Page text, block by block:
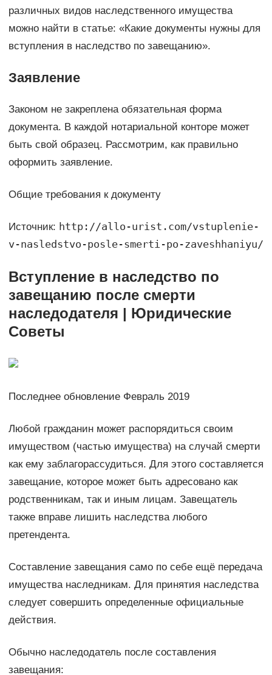
различных видов наследственного имущества
можно найти в статье: «Какие документы нужны для
вступления в наследство по завещанию».
Заявление
Законом не закреплена обязательная форма
документа. В каждой нотариальной конторе может
быть свой образец. Рассмотрим, как правильно
оформить заявление.
Общие требования к документу
Источник: http://allo-urist.com/vstuplenie-
v-nasledstvo-posle-smerti-po-zaveshhaniyu/
Вступление в наследство по
завещанию после смерти
наследодателя | Юридические
Советы
Последнее обновление Февраль 2019
Любой гражданин может распорядиться своим
имуществом (частью имущества) на случай смерти
как ему заблагорассудиться. Для этого составляется
завещание, которое может быть адресовано как
родственникам, так и иным лицам. Завещатель
также вправе лишить наследства любого
претендента.
Составление завещания само по себе ещё передача
имущества наследникам. Для принятия наследства
следует совершить определенные официальные
действия.
Обычно наследодатель после составления
завещания: